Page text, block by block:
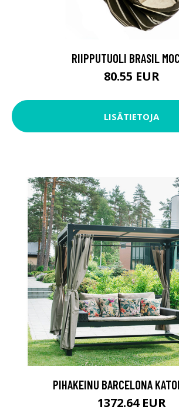
RIIPPUTUOLI BRASIL
80.55 EUR
LISÄTIETOJA
PIHAKEINU BARCELONA
1372.64 EUR